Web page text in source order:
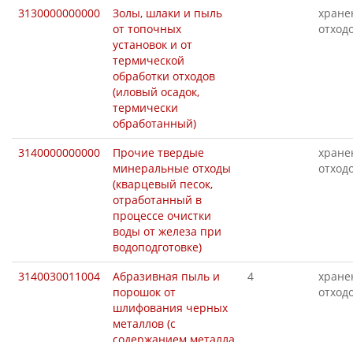
3130000000000
Золы, шлаки и пыль
от топочных
установок и от
термической
обработки отходов
(иловый осадок,
термически
обработанный)
3140000000000
Прочие твердые
минеральные отходы
(кварцевый песок,
отработанный в
процессе очистки
воды от железа при
водоподготовке)
3140030011004
Абразивная пыль и
порошок от
шлифования черных
металлов (с
4